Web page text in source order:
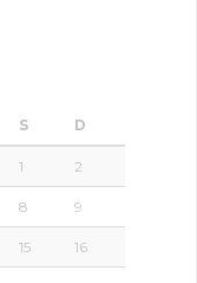
S D
1 2
8 9
15 16